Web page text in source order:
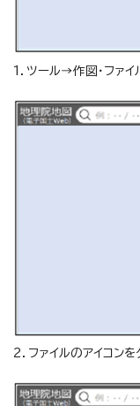
1．ツール→作図・ファイ
2．ファイルのアイコンを